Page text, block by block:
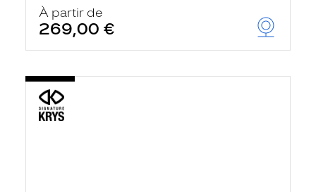
À partir de
269,00 €